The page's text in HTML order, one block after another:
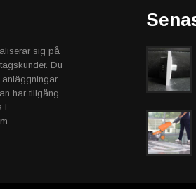
sig på
Du
har tillgång
i